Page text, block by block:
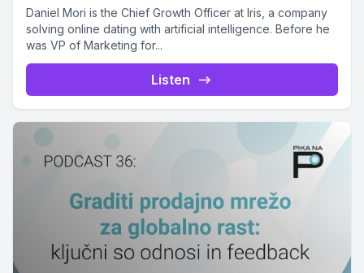
Daniel Mori is the Chief Growth Officer at Iris, a company
solving online dating with artificial intelligence. Before he
was VP of Marketing for...
Listen